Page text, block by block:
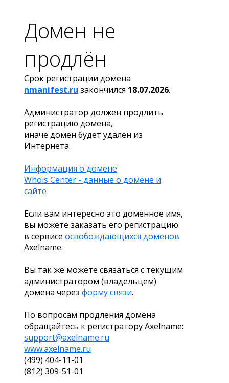
Домен не
продлён
Срок регистрации домена
nmanifest.ru закончился 18.07.2026.
Администратор должен продлить
регистрацию домена,
иначе домен будет удален из
Интернета.
Информация о домене
Whois Center - данные о домене и
сайте
Если вам интересно это доменное имя,
вы можете заказать его регистрацию
в сервисе освобождающихся доменов
Axelname.
Вы так же можете связаться с текущим
администратором (владельцем)
домена через форму связи.
По вопросам продления домена
обращайтесь к регистратору Axelname:
support@axelname.ru
www.axelname.ru
(499) 404-11-01
(812) 309-51-01